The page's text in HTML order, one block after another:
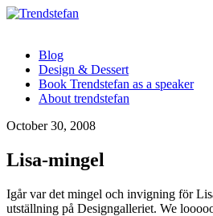
Blog
Design & Dessert
Book Trendstefan as a speaker
About trendstefan
October 30, 2008
Lisa-mingel
Igår var det mingel och invigning för
utställning på Designgalleriet. We